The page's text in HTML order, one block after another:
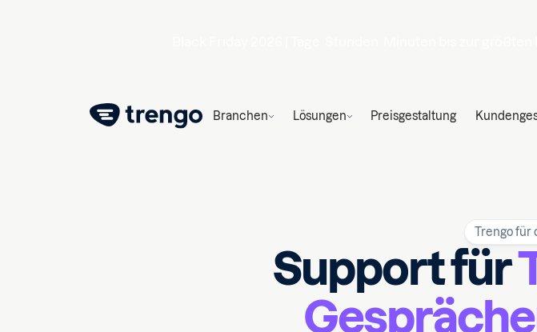
Branchen Lösungen Preisgestaltung
Trengo für
Support für